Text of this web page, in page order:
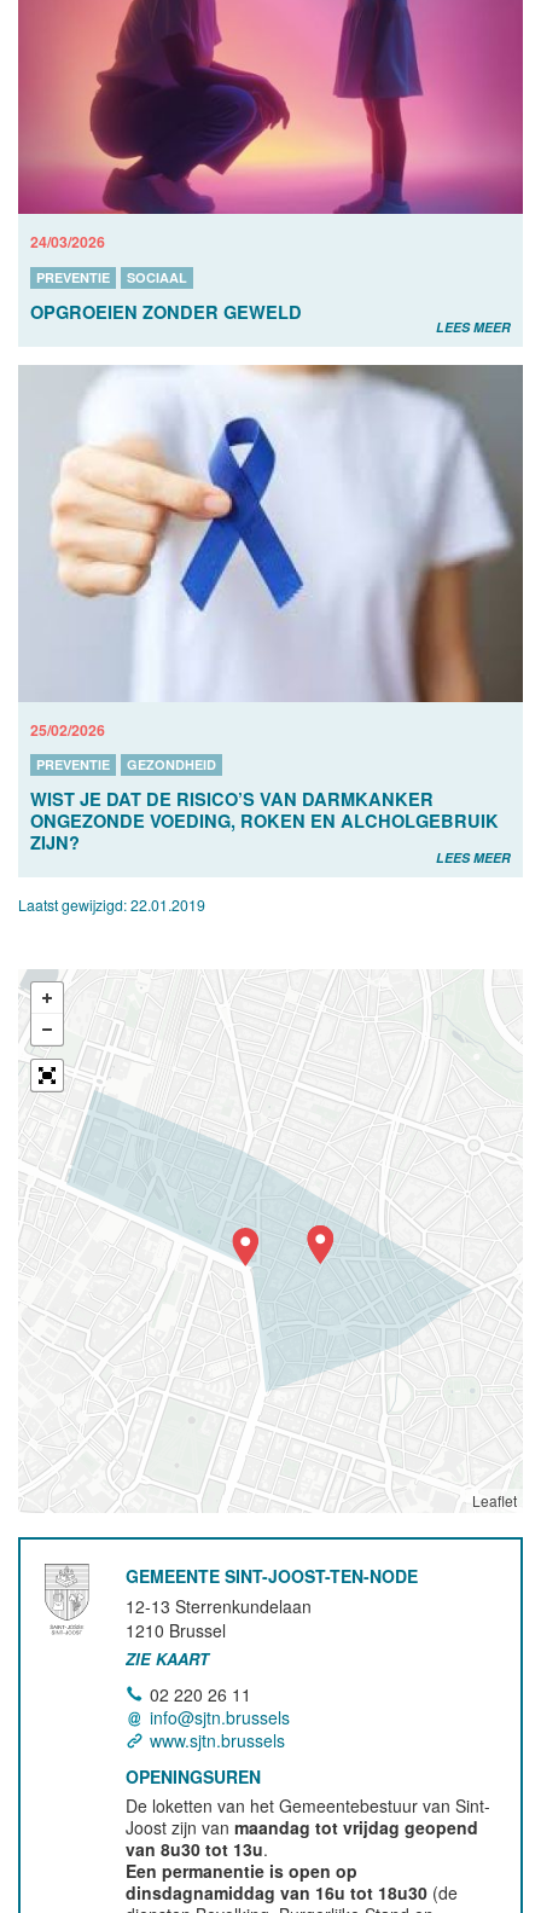
24/03/2026
PREVENTIE SOCIAAL
OPGROEIEN ZONDER GEWELD
LEES MEER
25/02/2026
PREVENTIE GEZONDHEID
WIST JE DAT DE RISICO’S VAN DARMKANKER
ONGEZONDE VOEDING, ROKEN EN ALCHOLGEBRUIK
ZIJN?
LEES MEER
Laatst gewijzigd:22.01.2019
Leaflet
GEMEENTE SINT-JOOST-TEN-NODE
12-13 Sterrenkundelaan
1210 Brussel
ZIE KAART
02 220 26 11
info@sjtn.brussels
www.sjtn.brussels
OPENINGSUREN
De loketten van het Gemeentebestuur van Sint-
Joost zijn vanmaandag tot vrijdag geopend
van 8u30 tot 13u.
Een permanentie is open op
dinsdagnamiddag van 16u tot 18u30 (de